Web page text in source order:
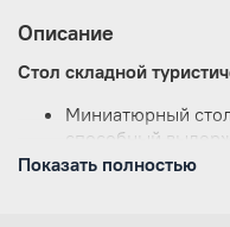
Описание
Стол складной
Миниатюрный
способный
Столешница
Показать полностью